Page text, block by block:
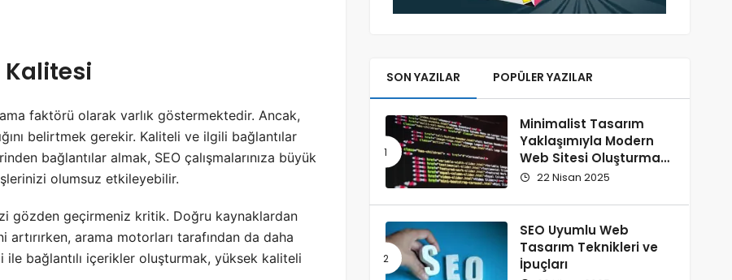
Kalitesi
faktörü olarak varlık göstermektedir. Ancak,
belirtmek gerekir. Kaliteli ve ilgili bağlantılar
bağlantılar almak, SEO çalışmalarınıza büyük
olumsuz etkileyebilir.
gözden geçirmeniz kritik. Doğru kaynaklardan
arama motorları tarafından da daha
ile bağlantılı içerikler oluşturmak, yüksek kaliteli
SON YAZILAR POPÜLER YAZILAR
Minimalist Tasarım
Yaklaşımıyla Modern
Web Sitesi Oluşturma
Rehberi
22 Nisan 2025
SEO Uyumlu Web
Tasarım Teknikleri ve
İpuçları